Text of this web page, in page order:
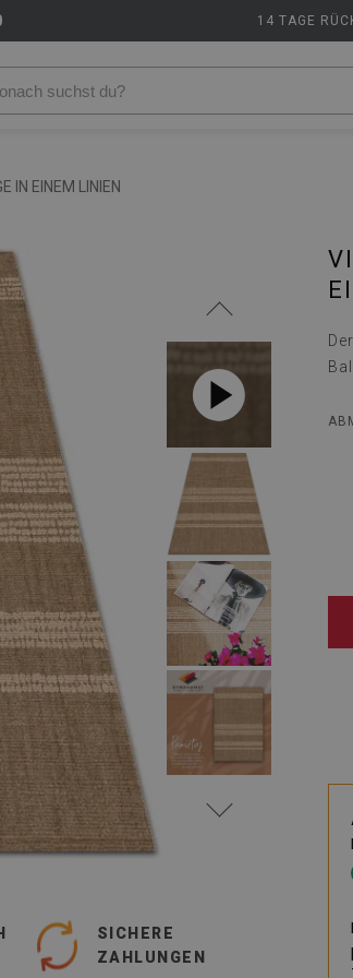
14 TAGE
IN EINEM LINIEN
SICHERE
ZAHLUNGEN
von hervorragender Qualität, ich